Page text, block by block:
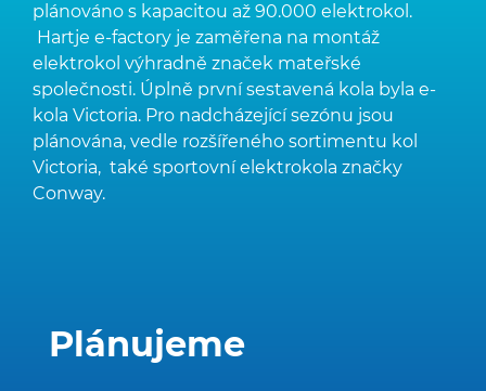
plánováno s kapacitou až 90.000 elektrokol.
Hartje e-factory je zaměřena na montáž
elektrokol výhradně značek mateřské
společnosti. Úplně první sestavená kola byla e-
kola Victoria. Pro nadcházející sezónu jsou
plánována, vedle rozšířeného sortimentu kol
Victoria, také sportovní elektrokola značky
Conway.
Plánujeme